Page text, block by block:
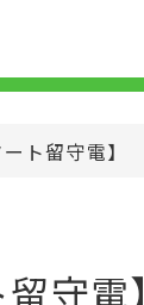
ト留守電】
守電】